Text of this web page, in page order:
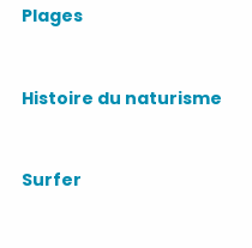
Plages
Histoire du naturisme
Surfer
12